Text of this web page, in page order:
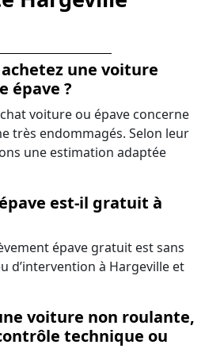
achetez une voiture
épave ?
voiture ou épave concerne
très endommagés. Selon leur
une estimation adaptée
est-il gratuit à
épave gratuit est sans
d’intervention à Hargeville et
voiture non roulante,
technique ou